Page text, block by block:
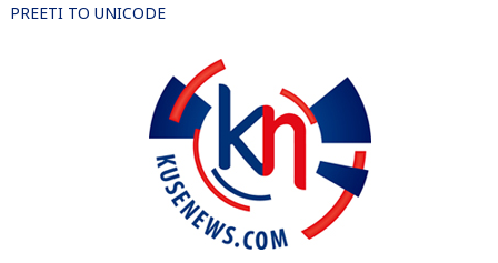
PREETI TO UNICODE